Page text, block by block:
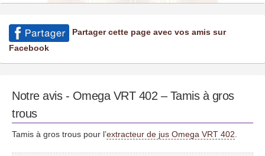
Partager cette page avec vos amis sur
Facebook
Notre avis - Omega VRT 402 – Tamis à gros
trous
Tamis à gros trous pour l’extracteur de jus Omega VRT 402